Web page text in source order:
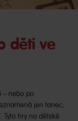
děti ve
– nebo po
jen tanec;
Tyto hry na dětské